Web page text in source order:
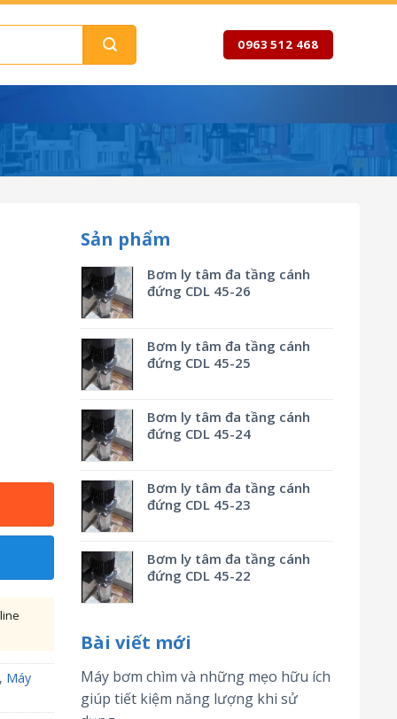
0963 512 468
Sản phẩm
Bơm ly tâm đa tầng cánh
đứng CDL 45-26
Bơm ly tâm đa tầng cánh
đứng CDL 45-25
Bơm ly tâm đa tầng cánh
đứng CDL 45-24
Bơm ly tâm đa tầng cánh
đứng CDL 45-23
Bơm ly tâm đa tầng cánh
đứng CDL 45-22
Bài viết mới
Máy bơm chìm và những mẹo hữu ích
giúp tiết kiệm năng lượng khi sử
Máy